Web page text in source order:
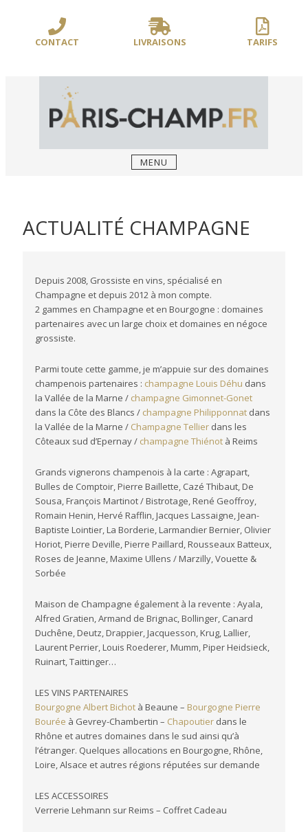
contenuCONTACT LIVRAISONS TARIFS
BOUSSOLE **/
MENU
ACTUALITÉ CHAMPAGNE
Depuis 2008, Grossiste en vins, spécialisé en
Champagne et depuis 2012 à mon compte.
2 gammes en Champagne et en Bourgogne : domaines
partenaires avec un large choix et domaines en négoce
grossiste.
Parmi toute cette gamme, je m’appuie sur des domaines
champenois partenaires : champagne Louis Déhu dans
la Vallée de la Marne / champagne Gimonnet-Gonet
dans la Côte des Blancs / champagne Philipponnat dans
la Vallée de la Marne / Champagne Tellier dans les
Côteaux sud d’Epernay / champagne Thiénot à Reims
Grands vignerons champenois à la carte : Agrapart,
Bulles de Comptoir, Pierre Baillette, Cazé Thibaut, De
Sousa, François Martinot / Bistrotage, René Geoffroy,
Romain Henin, Hervé Rafflin, Jacques Lassaigne, Jean-
Baptiste Lointier, La Borderie, Larmandier Bernier, Olivier
Horiot, Pierre Deville, Pierre Paillard, Rousseaux Batteux,
Roses de Jeanne, Maxime Ullens / Marzilly, Vouette &
Sorbée
Maison de Champagne également à la revente : Ayala,
Alfred Gratien, Armand de Brignac, Bollinger, Canard
Duchêne, Deutz, Drappier, Jacquesson, Krug, Lallier,
Laurent Perrier, Louis Roederer, Mumm, Piper Heidsieck,
Ruinart, Taittinger…
LES VINS PARTENAIRES
Bourgogne Albert Bichot à Beaune – Bourgogne Pierre
Bourée à Gevrey-Chambertin – Chapoutier dans le
Rhône et autres domaines dans le sud ainsi qu’à
l’étranger. Quelques allocations en Bourgogne, Rhône,
Loire, Alsace et autres régions réputées sur demande
LES ACCESSOIRES
Verrerie Lehmann sur Reims – Coffret Cadeau